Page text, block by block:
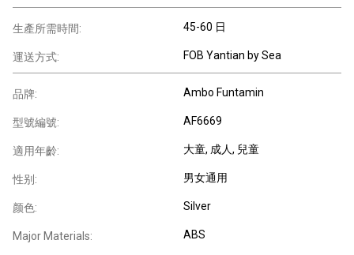
生產所需時間: 45-60 日
運送方式: FOB Yantian by Sea
品牌: Ambo Funtamin
型號編號: AF6669
適用年齡: 大童, 成人, 兒童
性别: 男女通用
颜色: Silver
Major Materials: ABS